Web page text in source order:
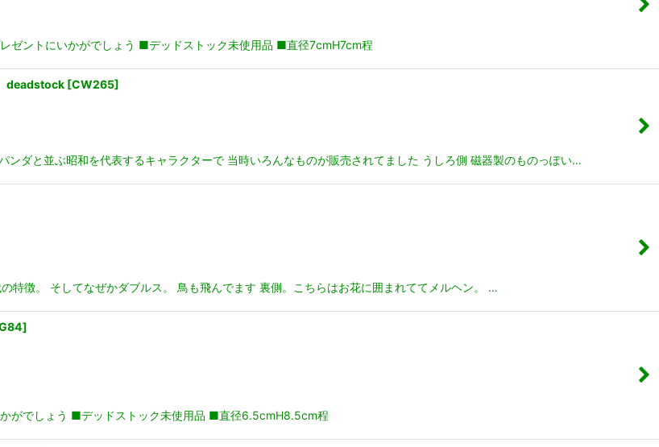
ントにいかがでしょう ■デッドストック未使用品 ■直径7cmH7cm程
deadstock [CW265]
ダと並ぶ昭和を代表するキャラクターで 当時いろんなものが販売されてました うしろ側 磁器製のものっぽい…
徴。 そしてなぜかダブルス。 鳥も飛んでます 裏側。こちらはお花に囲まれててメルヘン。 …
]
がでしょう ■デッドストック未使用品 ■直径6.5cmH8.5cm程